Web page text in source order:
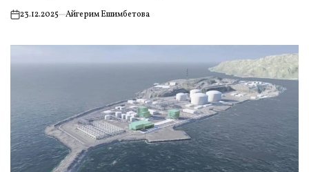
on23.12.2025 Айгерим Ешимбетова